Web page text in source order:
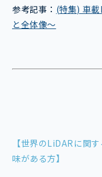
参考記事： (特集) 車
と全体像～
【世界のLiDARに関
味がある方】